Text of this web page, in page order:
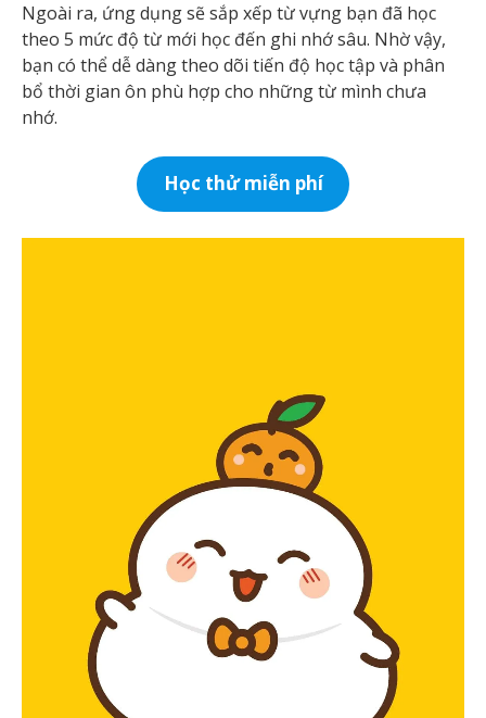
Ngoài ra, ứng dụng sẽ sắp xếp từ vựng bạn đã học
theo 5 mức độ từ mới học đến ghi nhớ sâu. Nhờ vậy,
bạn có thể dễ dàng theo dõi tiến độ học tập và phân
bổ thời gian ôn phù hợp cho những từ mình chưa
nhớ.
Học thử miễn phí